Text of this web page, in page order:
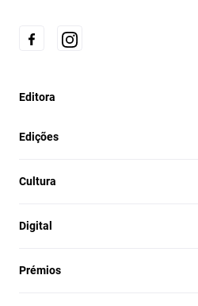
Editora
Edições
Cultura
Digital
Prémios